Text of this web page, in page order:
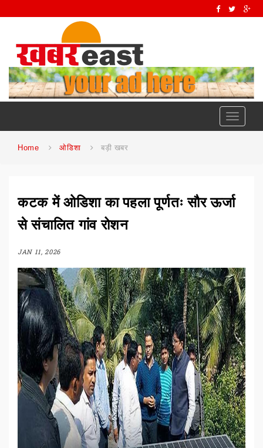
Toggle
Home ओडिशा बड़ी खबर
कटक में ओडिशा का पहला पूर्णतः सौर ऊर्जा
से संचालित गांव रोशन
JAN 11, 2026